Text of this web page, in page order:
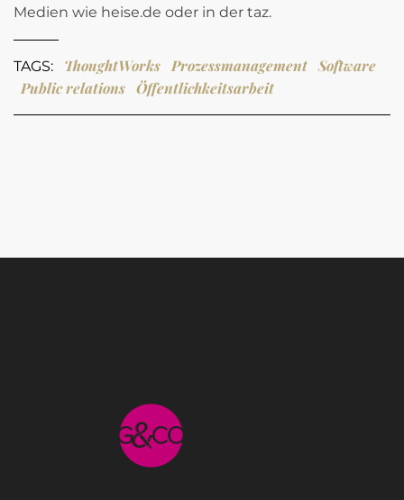
Medien wie heise.de oder in der taz.
TAGS: ThoughtWorks Prozessmanagement Software
Public relations Öffentlichkeitsarbeit